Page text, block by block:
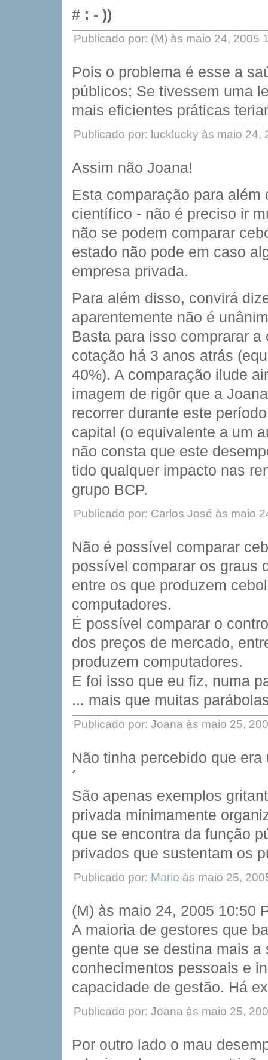
# : - ))
Publicado por: (M) às maio 24, 2005
Pois o problema é esse a
públicos; Se tivessem uma
mais eficientes práticas
Publicado por: lucklucky às maio 24,
Assim não Joana!
Esta comparação para
científico - não é preciso ir
não se podem comparar
estado não pode em caso
empresa privada.
Para além disso, convirá
aparentemente não é
Basta para isso comprarar
cotação há 3 anos atrás
40%). A comparação ilude
imagem de rigôr que a
recorrer durante este
capital (o equivalente a um
não consta que este
tido qualquer impacto nas
grupo BCP.
Publicado por: Carlos José às maio
Não é possível comparar
possível comparar os graus
entre os que produzem
computadores.
É possível comparar o
dos preços de mercado,
produzem computadores.
E foi isso que eu fiz, numa
... mais que muitas
Publicado por: Joana às maio 25,
Não tinha percebido que
´
São apenas exemplos
privada minimamente
que se encontra da função
privados que sustentam os
Publicado por: Mario às maio 25,
(M) às maio 24, 2005 10:50
A maioria de gestores que
gente que se destina mais
conhecimentos pessoais e
capacidade de gestão. Há
Publicado por: Joana às maio 25,
Por outro lado o mau